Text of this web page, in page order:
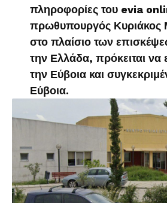
πληροφορίες του evia
πρωθυπουργός Κυριάκος
στο πλαίσιο των
την Ελλάδα, πρόκειται να
την Εύβοια και
Εύβοια.